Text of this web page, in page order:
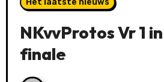
Het laatste nieuws
NKvvProtos Vr 1
finale